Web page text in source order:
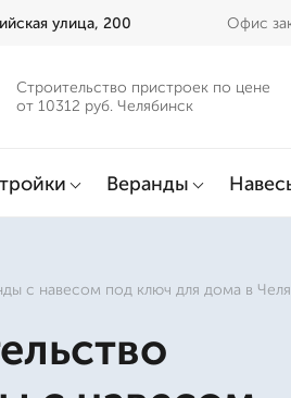
улица, 200 Офис
Строительство пристроек по цене
от 10312 руб. Челябинск
Веранды
с навесом под ключ для дома в